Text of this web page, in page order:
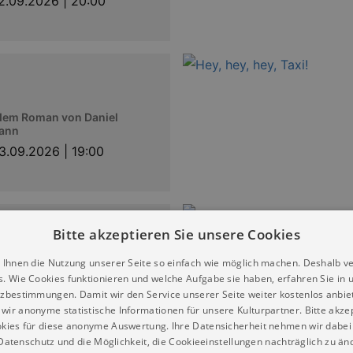
Roman von Daniel
| 19:00
von Suzie Miller
17.09.2026 | 20:00
Bitte akzeptieren Sie unsere Cookies
die Nutzung unserer Seite so einfach wie möglich machen. Deshalb
Wie Cookies funktionieren und welche Aufgabe sie haben, erfahren Sie in
Damit wir den Service unserer Seite weiter kostenlos
anonyme statistische Informationen für unsere Kulturpartner. Bitte
für diese anonyme Auswertung. Ihre Datensicherheit nehmen wir
und die Möglichkeit, die Cookieeinstellungen nachträglich zu